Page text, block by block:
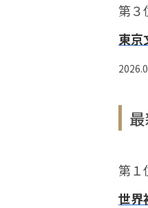
第３
東京
第１
世界